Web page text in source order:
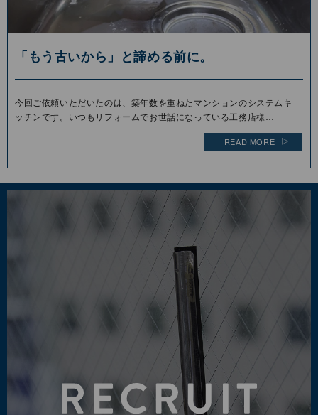
「もう古いから」と諦める前に。
今回ご依頼いただいたのは、築年数を重ねたマンションのシステムキ
ッチンです。いつもリフォームでお世話になっている工務店様…
READ MORE